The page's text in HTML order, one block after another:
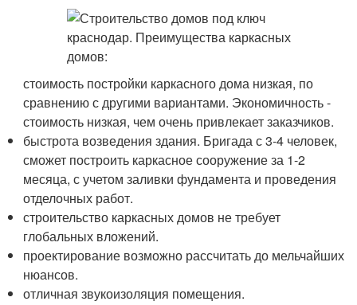
стоимость постройки каркасного дома низкая, по
сравнению с другими вариантами. Экономичность -
стоимость низкая, чем очень привлекает заказчиков.
быстрота возведения здания. Бригада с 3-4 человек,
сможет построить каркасное сооружение за 1-2
месяца, с учетом заливки фундамента и проведения
отделочных работ.
строительство каркасных домов не требует
глобальных вложений.
проектирование возможно рассчитать до мельчайших
нюансов.
отличная звукоизоляция помещения.